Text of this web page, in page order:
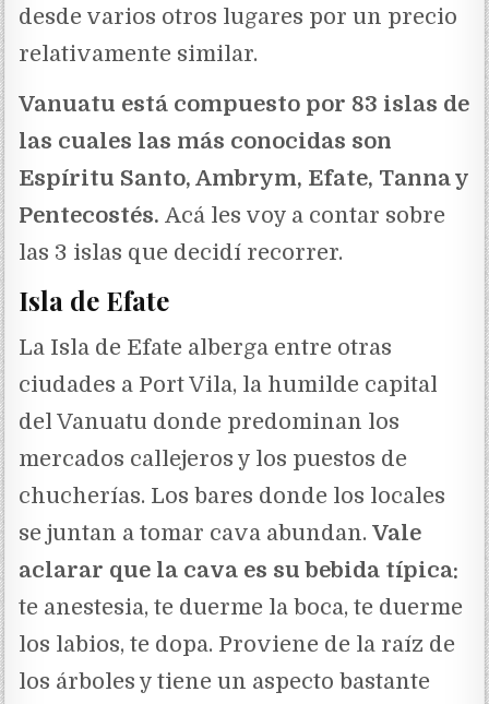
desde varios otros lugares por un precio
relativamente similar.
Vanuatu está compuesto por 83 islas de
las cuales las más conocidas son
Espíritu Santo, Ambrym, Efate, Tanna y
Pentecostés.Acá les voy a contar sobre
las 3 islas que decidí recorrer.
Isla de Efate
La Isla de Efate alberga entre otras
ciudades a Port Vila, la humilde capital
del Vanuatu donde predominan los
mercados callejeros y los puestos de
chucherías. Los bares donde los locales
se juntan a tomar cava abundan.Vale
aclarar que la cava es su bebida típica:
te anestesia, te duerme la boca, te duerme
los labios, te dopa. Proviene de la raíz de
los árboles y tiene un aspecto bastante